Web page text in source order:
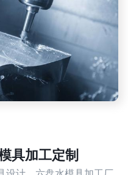
具加工定制